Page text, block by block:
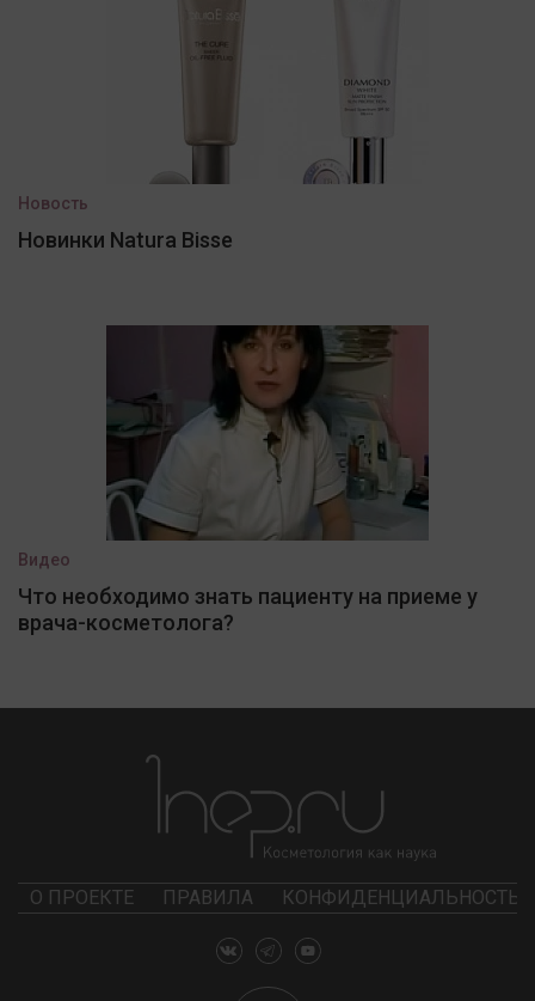
Новость
Новинки Natura Bisse
Видео
Что необходимо знать пациенту на приеме у
врача-косметолога?
О ПРОЕКТЕ ПРАВИЛА КОНФИДЕНЦИАЛЬНОСТЬ